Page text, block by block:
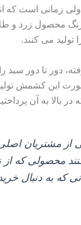
زمانی است که
رنگ محصول زرد
می‌ کنند.
دور تا دور سبد
این کشمش
به آن
مشتریان
به دنبال